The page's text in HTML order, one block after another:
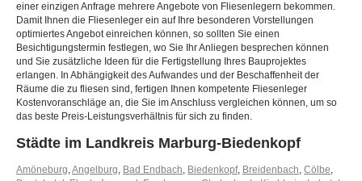
einer einzigen Anfrage mehrere Angebote von Fliesenlegern bekommen.
Damit Ihnen die Fliesenleger ein auf Ihre besonderen Vorstellungen
optimiertes Angebot einreichen können, so sollten Sie einen
Besichtigungstermin festlegen, wo Sie Ihr Anliegen besprechen können
und Sie zusätzliche Ideen für die Fertigstellung Ihres Bauprojektes
erlangen. In Abhängigkeit des Aufwandes und der Beschaffenheit der
Räume die zu fliesen sind, fertigen Ihnen kompetente Fliesenleger
Kostenvoranschläge an, die Sie im Anschluss vergleichen können, um so
das beste Preis-Leistungsverhältnis für sich zu finden.
Städte im Landkreis Marburg-Biedenkopf
Amöneburg,Angelburg, Bad Endbach, Biedenkopf, Breidenbach, Cölbe,